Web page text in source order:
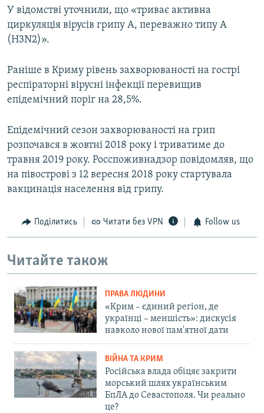
У відомстві уточнили, що «триває активна
циркуляція вірусів грипу А, переважно типу А
(H3N2)».
Раніше в Криму рівень захворюваності на гострі
респіраторні вірусні інфекції перевищив
епідемічний поріг на 28,5%.
Епідемічний сезон захворюваності на грип
розпочався в жовтні 2018 року і триватиме до
травня 2019 року. Росспоживнадзор повідомляв, що
на півострові з 12 вересня 2018 року стартувала
вакцинація населення від грипу.
Поділитись Читати без VPN Follow us
Читайте також
ПРАВА ЛЮДИНИ
«Крим – єдиний регіон, де
українці – меншість»: дискусія
навколо нової пам'ятної дати
ВІЙНА ТА КРИМ
Російська влада обіцяє закрити
морський шлях українським
БпЛА до Севастополя. Чи реально
це?